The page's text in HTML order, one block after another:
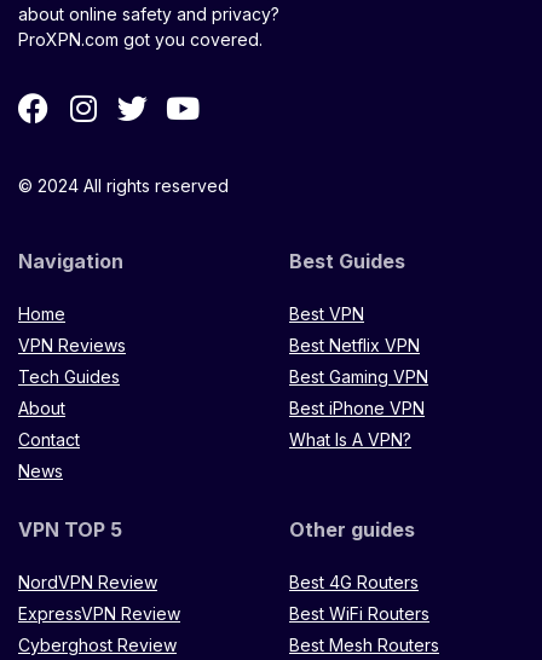
about online safety and privacy?
ProXPN.com got you covered.
© 2024 All rights reserved
Navigation
Home
VPN Reviews
Tech Guides
About
Contact
News
Best Guides
Best VPN
Best Netflix VPN
Best Gaming VPN
Best iPhone VPN
What Is A VPN?
VPN TOP 5
NordVPN Review
ExpressVPN Review
Cyberghost Review
Other guides
Best 4G Routers
Best WiFi Routers
Best Mesh Routers